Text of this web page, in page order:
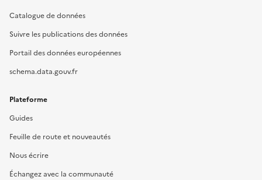
Catalogue de données
Suivre les publications des données
Portail des données européennes
schema.data.gouv.fr
Plateforme
Guides
Feuille de route et nouveautés
Nous écrire
Échangez avec la communauté